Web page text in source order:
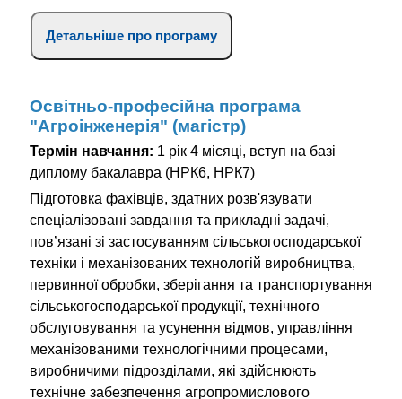
Детальніше про програму
Освітньо-професійна програма
"Агроінженерія" (магістр)
Термін навчання: 1 рік 4 місяці, вступ на базі
диплому бакалавра (НРК6, НРК7)
Підготовка фахівців, здатних розв'язувати
спеціалізовані завдання та прикладні задачі,
пов’язані зі застосуванням сільськогосподарської
техніки і механізованих технологій виробництва,
первинної обробки, зберігання та транспортування
сільськогосподарської продукції, технічного
обслуговування та усунення відмов, управління
механізованими технологічними процесами,
виробничими підрозділами, які здійснюють
технічне забезпечення агропромислового